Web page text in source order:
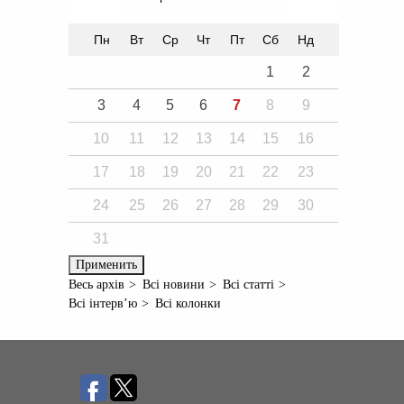
Пн Вт Ср Чт Пт Сб Нд
1 2
3 4 5 6 7 8 9
10 11 12 13 14 15 16
17 18 19 20 21 22 23
24 25 26 27 28 29 30
31
Весь архів Всі новини
Всі статті
Всі інтерв’ю
Всі колонки